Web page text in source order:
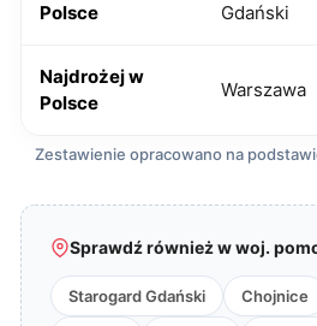
Polsce
Gdański
Najdrożej w
Polsce
Warszawa
Zestawienie opracowano na
Sprawdź również w woj.
Starogard Gdański Chojnice